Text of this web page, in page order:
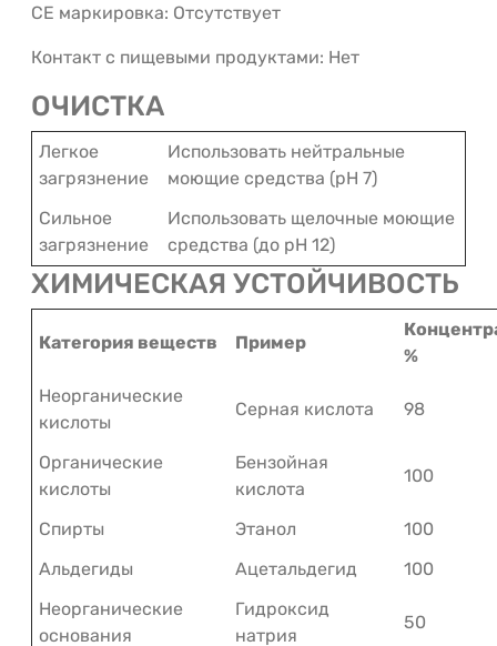
CE маркировка: Отсутствует
Контакт с пищевыми продуктами: Нет
ОЧИСТКА
Легкое
загрязнение
Использовать нейтральные
моющие средства (pH 7)
Сильное
загрязнение
Использовать щелочные моющие
средства (до pH 12)
ХИМИЧЕСКАЯ УСТОЙЧИВОСТЬ
Категория веществ Пример
%
Неорганические
кислоты
Серная кислота 98
Органические
кислоты
Бензойная
кислота
100
Спирты Этанол
100
Альдегиды
Ацетальдегид
100
Неорганические
основания
Гидроксид
натрия
50